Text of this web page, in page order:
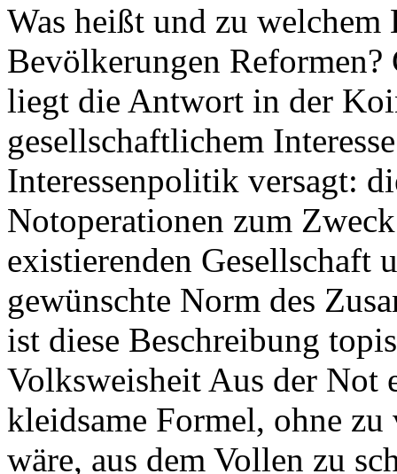
Was heißt und zu
Bevölkerungen
liegt die Antwort in der
gesellschaftlichem
Interessenpolitik versagt:
Notoperationen zum
existierenden Gesellschaft
gewünschte Norm des
ist diese Beschreibung
Volksweisheit Aus der Not
kleidsame Formel, ohne zu
wäre, aus dem Vollen zu